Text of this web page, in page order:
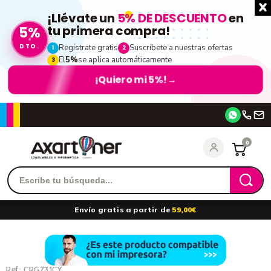
5%
DTO.
¡Llévate un 5% DE DESCUENTOen
tu primera compra!
1 Regístrate gratis 2 Suscríbete a nuestras ofertas
3 El5%se aplica automáticamente
¡Quiero mi 5%!→
entrar
0
Envío gratis a partir de 59,00€